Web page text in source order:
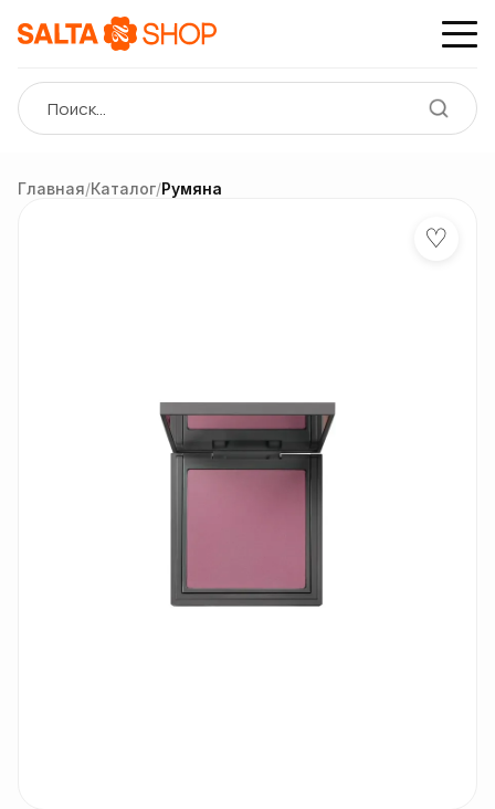
Главная/Каталог/Румяна
♡